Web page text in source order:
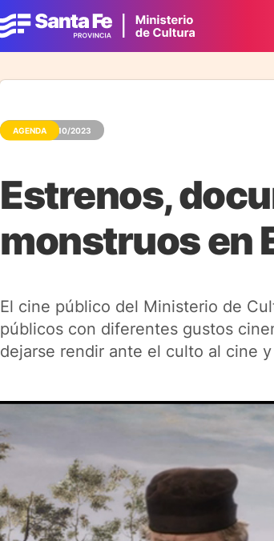
AGENDA 11/10/2023
Estrenos,
monstruos en
El cine público del Ministerio de
públicos con diferentes gustos
dejarse rendir ante el culto al cine